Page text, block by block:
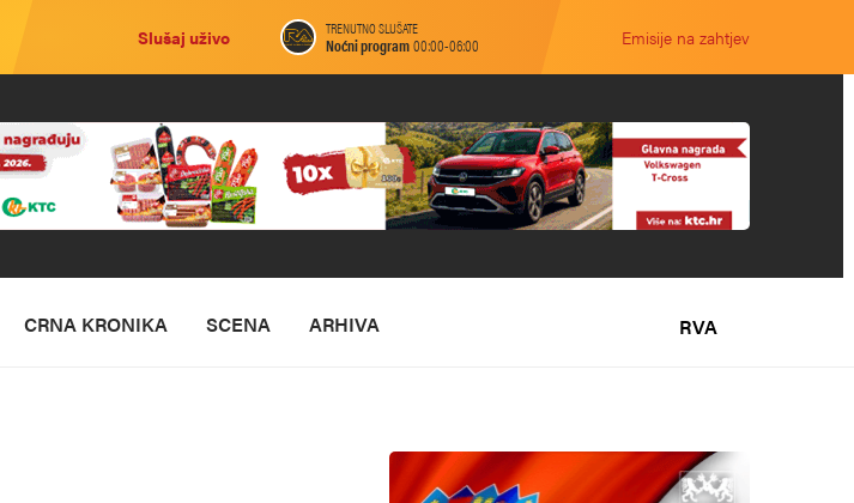
Slušaj uživo TRENUTNO SLUŠATE
Noćni program00:00-06:00 Emisije na zahtjev
CRNA KRONIKA SCENA ARHIVA RVA
MARKETING